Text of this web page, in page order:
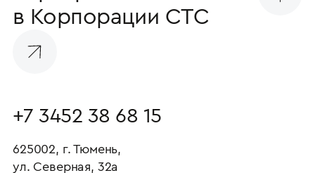
в Корпорации СТС
+7 3452 38 68 15
625002, г. Тюмень,
ул. Северная, 32а